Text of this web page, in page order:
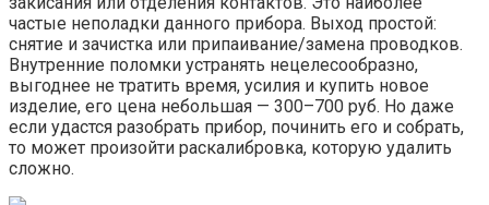
частые неполадки данного прибора. Выход простой:
снятие и зачистка или припаивание/замена проводков.
Внутренние поломки устранять нецелесообразно,
выгоднее не тратить время, усилия и купить новое
изделие, его цена небольшая — 300–700 руб. Но даже
если удастся разобрать прибор, починить его и собрать,
то может произойти раскалибровка, которую удалить
сложно.